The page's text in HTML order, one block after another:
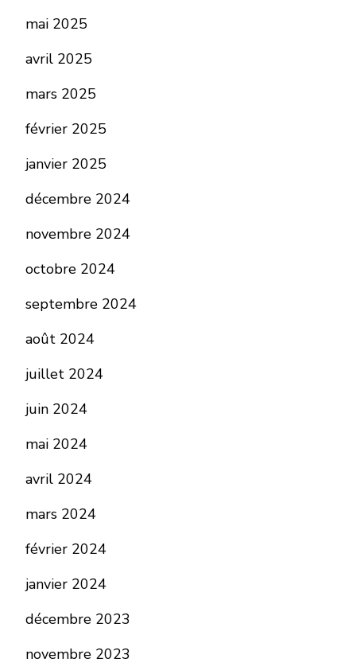
mai 2025
avril 2025
mars 2025
février 2025
janvier 2025
décembre 2024
novembre 2024
octobre 2024
septembre 2024
août 2024
juillet 2024
juin 2024
mai 2024
avril 2024
mars 2024
février 2024
janvier 2024
décembre 2023
novembre 2023